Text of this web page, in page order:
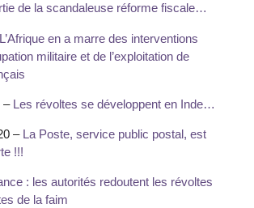
de la scandaleuse réforme fiscale…
L’Afrique en a marre des interventions
militaire et de l’exploitation de
– Les révoltes se développent en Inde…
– La Poste, service public postal, est
!!!
: les autorités redoutent les révoltes
de la faim